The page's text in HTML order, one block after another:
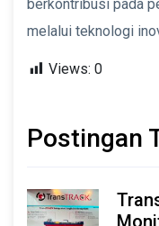
berkontribusi pada
melalui teknologi
Views: 0
Postingan